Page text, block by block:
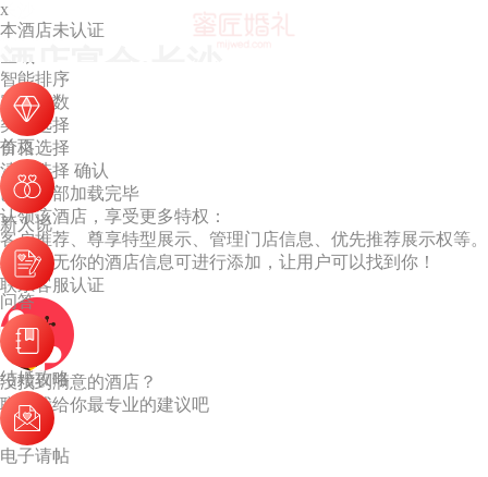
酒店宴会·长沙
首页
新人说
问答
结婚攻略
电子请帖
长沙
默认排序
智能排序
容纳桌数
类型选择
价格选择
清空选择 确认
已经全部加载完毕
x
本酒店未认证
认领该酒店，享受更多特权：
客户推荐、尊享特型展示、管理门店信息、优先推荐展示权等。
若列表无你的酒店信息可进行添加，让用户可以找到你！
联系客服认证
没找到满意的酒店？
联系我给你最专业的建议吧